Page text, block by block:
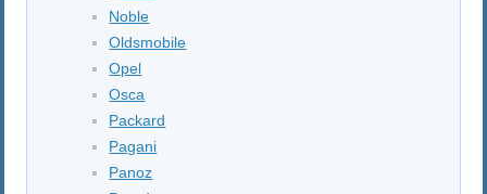
Noble
Oldsmobile
Opel
Osca
Packard
Pagani
Panoz